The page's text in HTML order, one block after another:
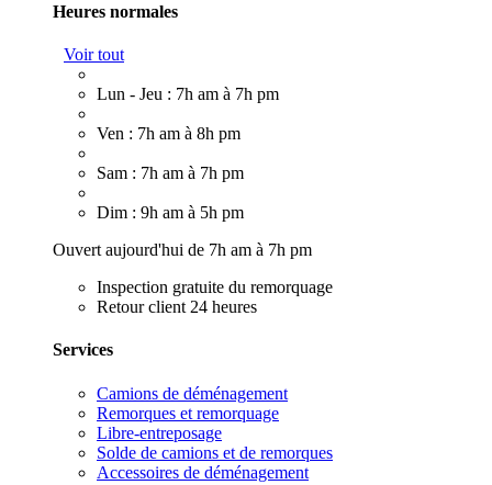
Heures normales
Voir tout
Lun - Jeu : 7h am à 7h pm
Ven : 7h am à 8h pm
Sam : 7h am à 7h pm
Dim : 9h am à 5h pm
Ouvert aujourd'hui de 7h am à 7h pm
Inspection gratuite du remorquage
Retour client 24 heures
Services
Camions de déménagement
Remorques et remorquage
Libre-entreposage
Solde de camions et de remorques
Accessoires de déménagement